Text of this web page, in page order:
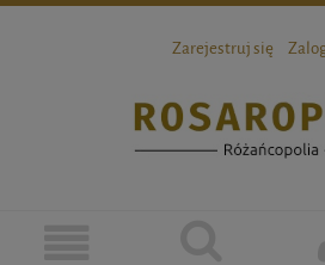
Zarejestruj się